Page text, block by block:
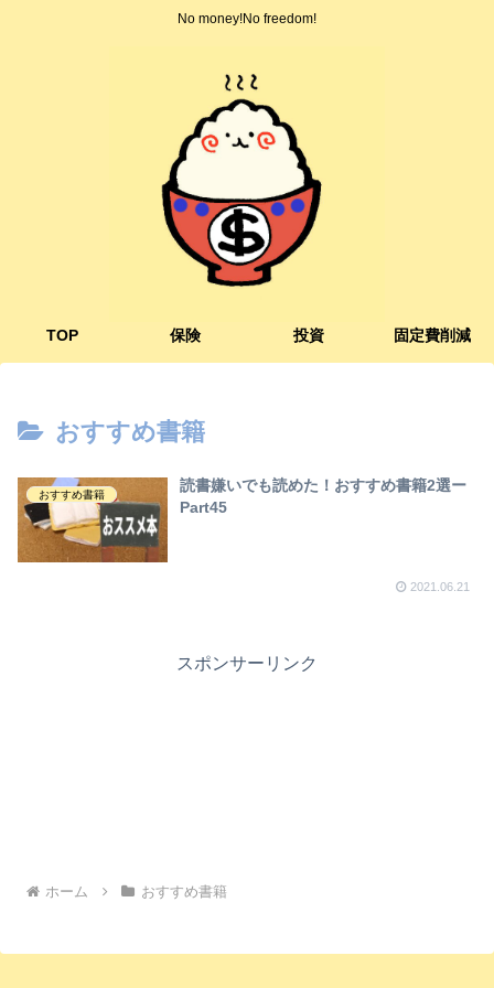
No money!No freedom!
TOP 保険 投資 固定費削減
おすすめ書籍
おすすめ書籍
読書嫌いでも読めた！おすすめ書籍2選ー
Part45
2021.06.21
スポンサーリンク
ホーム おすすめ書籍